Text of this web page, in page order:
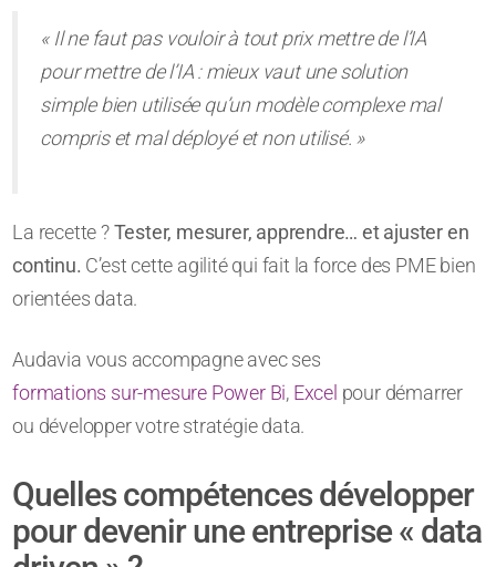
« Il ne faut pas vouloir à tout prix mettre de l’IA
pour mettre de l’IA : mieux vaut une solution
simple bien utilisée qu’un modèle complexe mal
compris et mal déployé et non utilisé. »
La recette ?Tester, mesurer, apprendre… et ajuster en
continu. C’est cette agilité qui fait la force des PME bien
orientées data.
Audavia vous accompagne avec ses
formations sur-mesure Power Bi, Excel pour démarrer
ou développer votre stratégie data.
Quelles compétences développer
pour devenir une entreprise « data